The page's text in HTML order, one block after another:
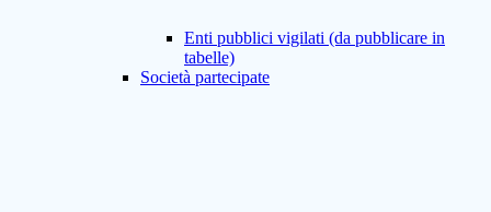
Enti pubblici vigilati (da pubblicare in
tabelle)
Società partecipate